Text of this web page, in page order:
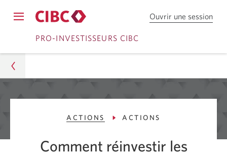
Passer
à
Passer
au
navigationPRO-INVESTISSEURS CIBC
Ouvrir une session
en
C
C.
Pro-Investisseurs CIBC
Analyse des placements
ACTIONS ACTIONS
Comment réinvestir les